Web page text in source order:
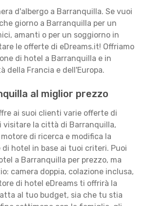
d'albergo a Barranquilla. Se vuoi
giorno a Barranquilla per un
amanti o per un soggiorno in
le offerte di eDreams.it! Offriamo
di hotel a Barranquilla e in
della Francia e dell'Europa.
al miglior prezzo
ai suoi clienti varie offerte di
visitare la città di Barranquilla,
di ricerca e modifica la
hotel in base ai tuoi criteri. Puoi
a Barranquilla per prezzo, ma
camera doppia, colazione inclusa,
di hotel eDreams ti offrirà la
al tuo budget, sia che tu stia